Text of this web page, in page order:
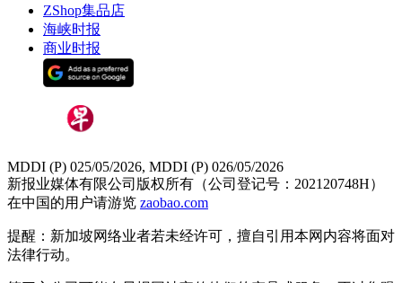
ZShop集品店
海峡时报
商业时报
MDDI (P) 025/05/2026, MDDI (P) 026/05/2026
新报业媒体有限公司版权所有（公司登记号：202120748H）
在中国的用户请游览 zaobao.com
提醒：新加坡网络业者若未经许可，擅自引用本网内容将面对
法律行动。